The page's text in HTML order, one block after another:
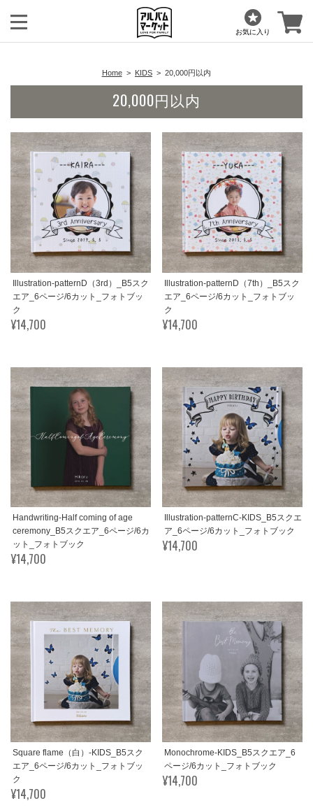
お気に入り
Home KIDS 20,000円以内
20,000円以内
Illustration-patternD（3rd）_B5スク
エア_6ページ/6カット_フォトブッ
ク
¥14,700
Illustration-patternD（7th）_B5スク
エア_6ページ/6カット_フォトブッ
ク
¥14,700
Handwriting-Half coming of age
ceremony_B5スクエア_6ページ/6カ
ット_フォトブック
¥14,700
Illustration-patternC-KIDS_B5スクエ
ア_6ページ/6カット_フォトブック
¥14,700
Square flame（白）-KIDS_B5スク
エア_6ページ/6カット_フォトブッ
ク
¥14,700
Monochrome-KIDS_B5スクエア_6
ページ/6カット_フォトブック
¥14,700